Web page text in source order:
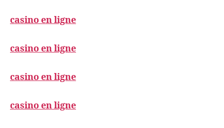
casino en ligne
casino en ligne
casino en ligne
casino en ligne